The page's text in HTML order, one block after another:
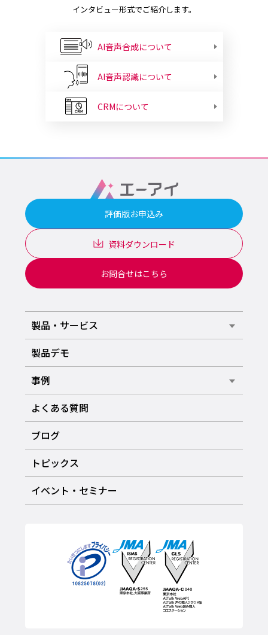
インタビュー形式でご紹介します。
AI音声合成について
AI音声認識について
CRMについて
評価版お申込み
資料ダウンロード
お問合せはこちら
製品・サービス
製品デモ
事例
よくある質問
ブログ
トピックス
イベント・セミナー